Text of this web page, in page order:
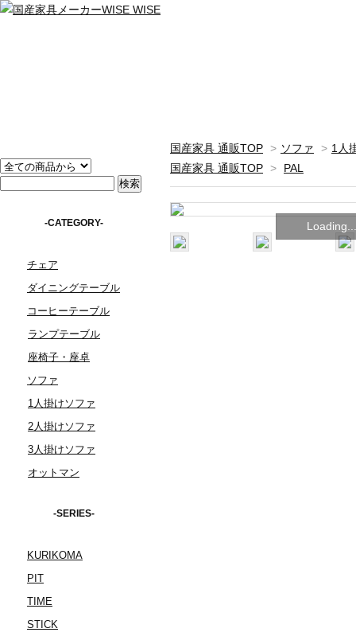
国産家具 通販TOP > ソファ > 1人
国産家具 通販TOP > PAL
-CATEGORY-
チェア
ダイニングテーブル
コーヒーテーブル
ランプテーブル
座椅子・座卓
ソファ
1人掛けソファ
2人掛けソファ
3人掛けソファ
オットマン
-SERIES-
KURIKOMA
PIT
TIME
STICK